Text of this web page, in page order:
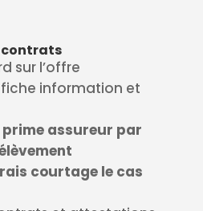
contrats
sur l’offre
information et
assureur par
courtage le cas